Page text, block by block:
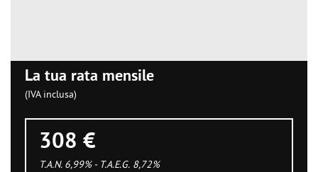
La tua rata mensile
(IVA inclusa)
308 €
T.A.N. 6,99% - T.A.E.G. 8,72%